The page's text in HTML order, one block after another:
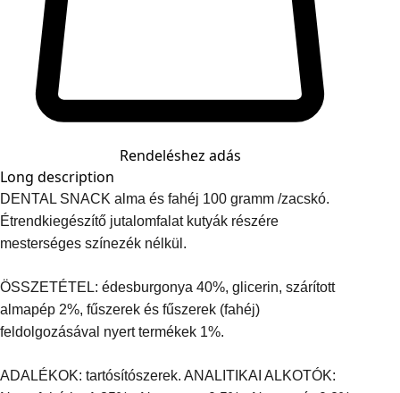
Rendeléshez adás
Long description
DENTAL SNACK alma és fahéj 100 gramm /zacskó.
Étrendkiegészítő jutalomfalat kutyák részére
mesterséges színezék nélkül.
ÖSSZETÉTEL: édesburgonya 40%, glicerin, szárított
almapép 2%, fűszerek és fűszerek (fahéj)
feldolgozásával nyert termékek 1%.
ADALÉKOK: tartósítószerek. ANALITIKAI ALKOTÓK: